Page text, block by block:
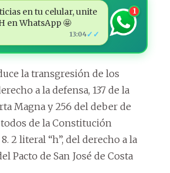
en tu celular, unite
en WhatsApp 🤩
13:04✓✓
1
la transgresión de los
a la defensa, 137 de la
Magna y 256 del deber de
de la Constitución
2 literal “h”, del derecho a la
Pacto de San José de Costa